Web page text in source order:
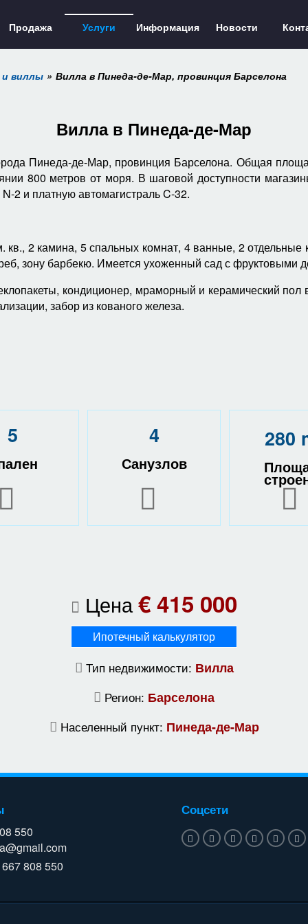
Продажа Услуги Информация Новости
и виллы Вилла в Пинеда-де-Мар, провинция Барселона
Вилла в Пинеда-де-Мар
Пинеда-де-Мар, провинция Барселона. Общая
800 метров от моря. В шаговой доступности
2 и платную автомагистраль C-32.
2 камина, 5 спальных комнат, 4 ванные, 2 отдельные
зону барбекю. Имеется ухоженный сад с фруктовыми
кондиционер, мраморный и керамический
забор из кованого железа.
5 4
Санузлов
280
Цена€ 415 000
Ипотечный калькулятор
Тип недвижимости: Вилла
Регион: Барселона
Населенный пункт: Пинеда-де-Мар
550
808 550
Соцсети